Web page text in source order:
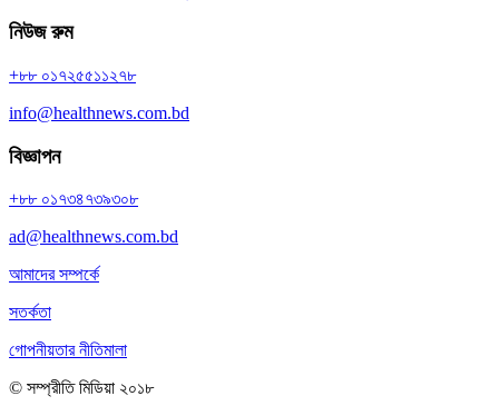
নিউজ রুম
+৮৮ ০১৭২৫৫১১২৭৮
info@healthnews.com.bd
বিজ্ঞাপন
+৮৮ ০১৭৩৪৭৩৯৩০৮
ad@healthnews.com.bd
আমাদের সম্পর্কে
সতর্কতা
গোপনীয়তার নীতিমালা
© সম্প্রীতি মিডিয়া ২০১৮